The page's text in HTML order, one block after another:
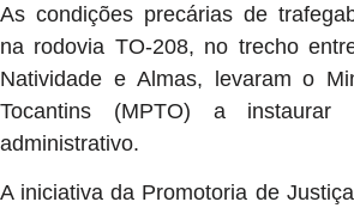
As condições precárias de
na rodovia TO-208, no trecho
Natividade e Almas, levaram o
Tocantins (MPTO) a instaurar
administrativo.
A iniciativa da Promotoria de